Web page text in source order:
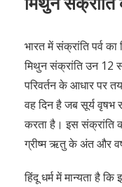
भारत में संक्रांति पर्व का
मिथुन संक्रांति उन 12
परिवर्तन के आधार पर
वह दिन है जब सूर्य वृषभ
करता है। इस संक्रांति
ग्रीष्म ऋतु के अंत और
हिंदू धर्म में मान्यता है